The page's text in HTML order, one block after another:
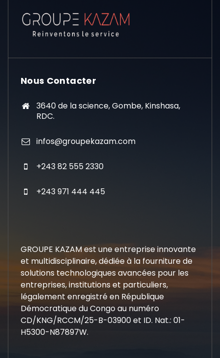
Nous Contacter
3640 de la science, Gombe, Kinshasa,
RDC.
infos@groupekazam.com
+243 82 555 2330
+243 971 444 445
GROUPE KAZAM est une entreprise innovante
et multidisciplinaire, dédiée à la fourniture de
solutions technologiques avancées pour les
entreprises, institutions et particuliers,
légalement enregistré en République
Démocratique du Congo au numéro
CD/KNG/RCCM/25-B-03900 et ID. Nat.: 01-
H5300-N87897W.